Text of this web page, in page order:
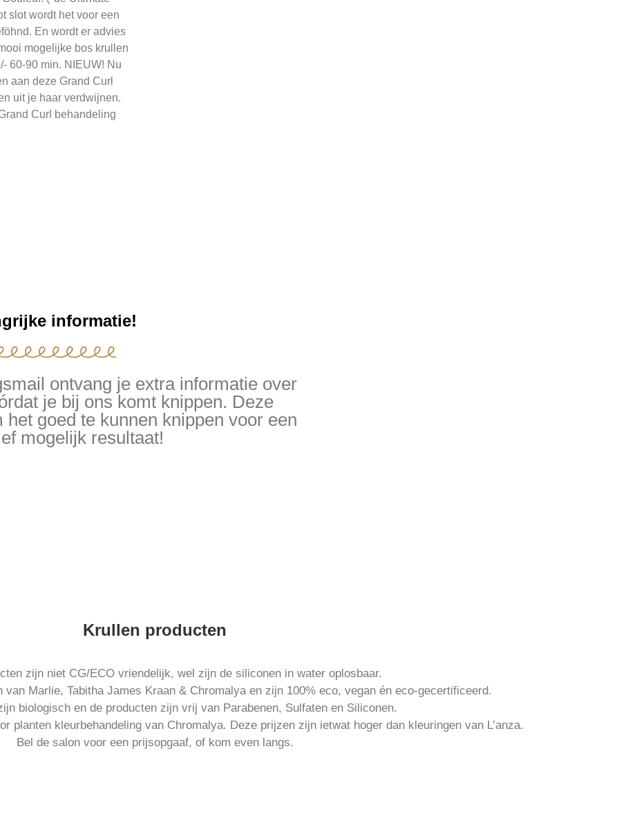
slot wordt het voor een
En wordt er advies
mogelijke bos krullen
60-90 min. NIEUW! Nu
aan deze Grand Curl
uit je haar verdwijnen.
Curl behandeling
informatie!
ontvang je extra informatie over
je bij ons komt knippen. Deze
goed te kunnen knippen voor een
mogelijk resultaat!
Krullen producten
zijn niet CG/ECO vriendelijk, wel zijn de siliconen in water oplosbaar.
Marlie, Tabitha James Kraan & Chromalya en zijn 100% eco, vegan én eco-gecertificeerd.
biologisch en de producten zijn vrij van Parabenen, Sulfaten en Siliconen.
kleurbehandeling van Chromalya. Deze prijzen zijn ietwat hoger dan kleuringen van L’anza.
Bel de salon voor een prijsopgaaf, of kom even langs.